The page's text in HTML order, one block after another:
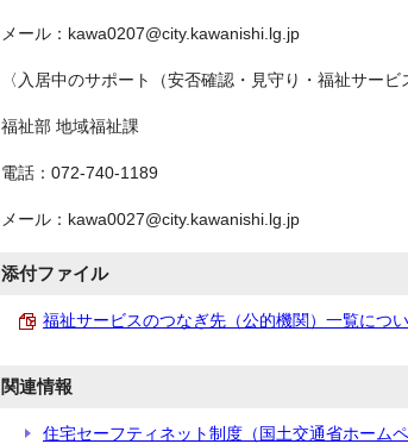
メール：kawa0207@city.kawanishi.lg.jp
〈入居中のサポート（安否確認・見守り・福祉サービ
福祉部 地域福祉課
電話：072-740-1189
メール：kawa0027@city.kawanishi.lg.jp
添付ファイル
福祉サービスのつなぎ先（公的機関）一覧につ
関連情報
住宅セーフティネット制度（国土交通省ホームペ